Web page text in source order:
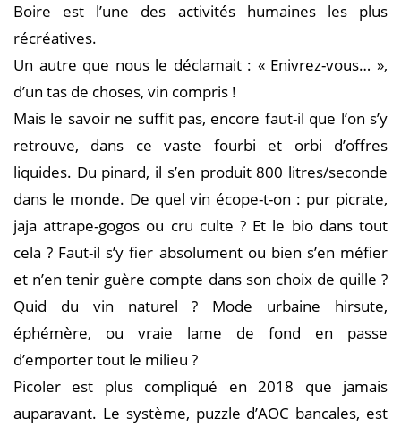
Boire est l’une des activités humaines les plus
récréatives.
Un autre que nous le déclamait : « Enivrez-vous… »,
d’un tas de choses, vin compris !
Mais le savoir ne suffit pas, encore faut-il que l’on s’y
retrouve, dans ce vaste fourbi et orbi d’offres
liquides. Du pinard, il s’en produit 800 litres/seconde
dans le monde. De quel vin écope-t-on : pur picrate,
jaja attrape-gogos ou cru culte ? Et le bio dans tout
cela ? Faut-il s’y fier absolument ou bien s’en méfier
et n’en tenir guère compte dans son choix de quille ?
Quid du vin naturel ? Mode urbaine hirsute,
éphémère, ou vraie lame de fond en passe
d’emporter tout le milieu ?
Picoler est plus compliqué en 2018 que jamais
auparavant. Le système, puzzle d’AOC bancales, est